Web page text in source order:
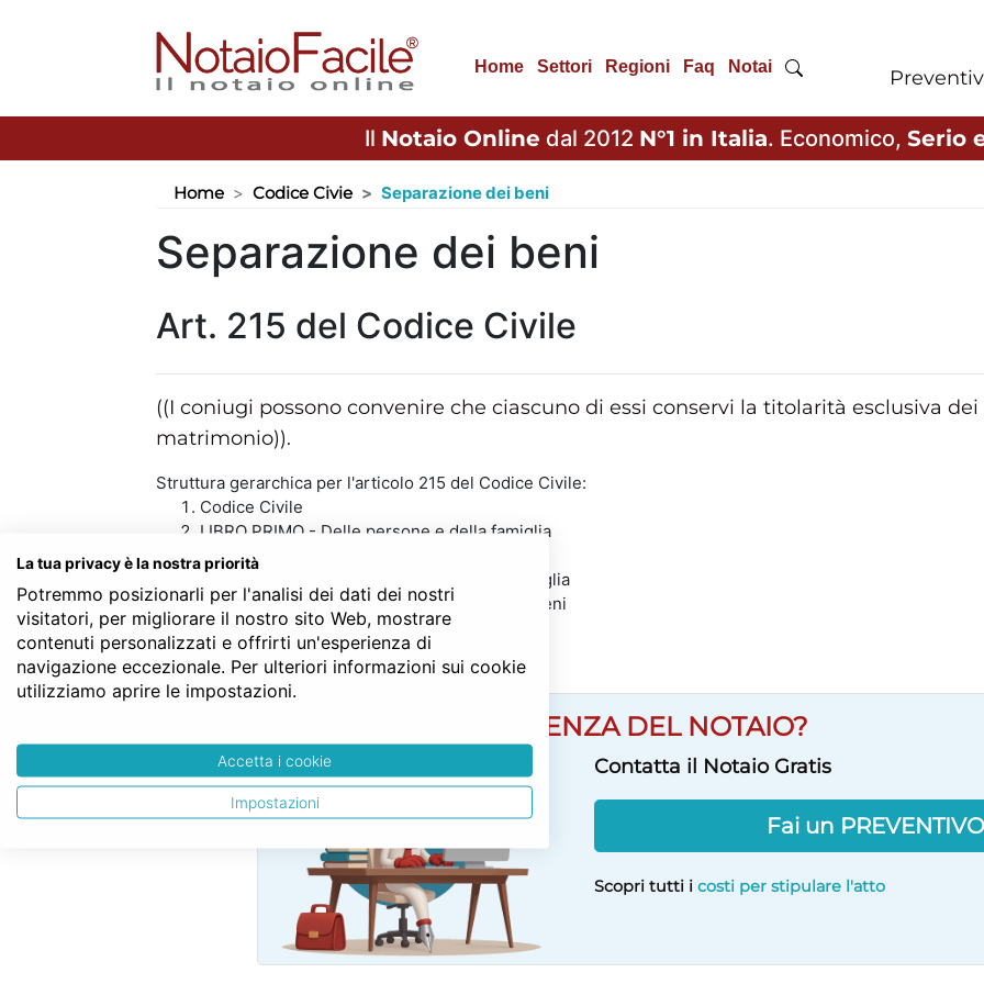
Home Settori Regioni Faq Notai
Il Notaio Online dal 2012 N°1 in Italia. Economico, Serio
Home Codice Civie Separazione dei beni
Separazione dei beni
Art. 215 del Codice Civile
((I coniugi possono convenire che ciascuno di essi conservi la titolarità esclusiva
matrimonio)).
Struttura gerarchica per l'articolo 215 del Codice Civile:
Codice Civile
LIBRO PRIMO - Delle persone e della famiglia
TITOLO VI - Del matrimonio
Capo VI - Del regime patrimoniale della famiglia
Sezione V - Del regime di separazione dei beni
Art. 215
SERVE LA CONSULENZA DEL NOTAIO?
Contatta il Notaio Gratis
Fai un
Scopri tutti icosti per stipulare l'atto
La tua privacy è la nostra priorità
Potremmo posizionarli per l'analisi dei dati dei nostri
visitatori, per migliorare il nostro sito Web, mostrare
contenuti personalizzati e offrirti un'esperienza di
navigazione eccezionale. Per ulteriori informazioni sui cookie
utilizziamo aprire le impostazioni.
Accetta i cookie
Impostazioni